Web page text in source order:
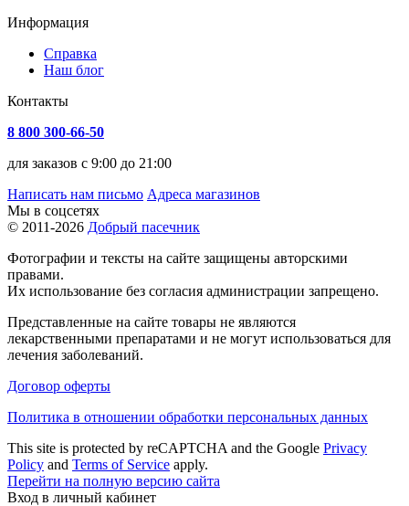
Информация
Справка
Наш блог
Контакты
8 800 300-66-50
для заказов с 9:00 до 21:00
Написать нам письмо Адреса магазинов
Мы в соцсетях
© 2011-2026 Добрый пасечник
Фотографии и тексты на сайте защищены авторскими
правами.
Их использование без согласия администрации запрещено.
Представленные на сайте товары не являются
лекарственными препаратами и не могут использоваться для
лечения заболеваний.
Договор оферты
Политика в отношении обработки персональных данных
This site is protected by reCAPTCHA and the Google Privacy
Policy and Terms of Service apply.
Перейти на полную версию сайта
Вход в личный кабинет